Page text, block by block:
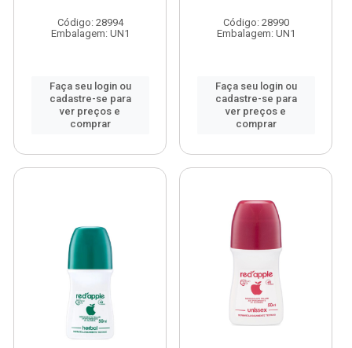
Código: 28994
Embalagem: UN1
Faça seu login ou
cadastre-se para
ver preços e
comprar
Código: 28990
Embalagem: UN1
Faça seu login ou
cadastre-se para
ver preços e
comprar